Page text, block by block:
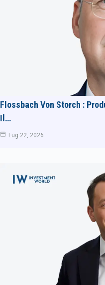
Flossbach Von Storch :
Il…
Lug 22, 2026